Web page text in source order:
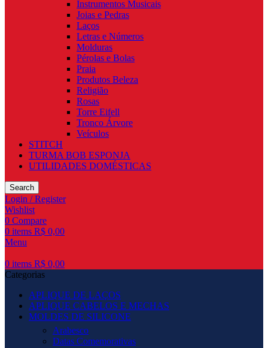
Instrumentos Musicais
Joias e Pedras
Laços
Letras e Números
Molduras
Pérolas e Bolas
Praia
Produtos Beleza
Religião
Rosas
Torre Eifell
Tronco Árvore
Veículos
STITCH
TURMA BOB ESPONJA
UTILIDADES DOMÉSTICAS
Search
Login / Register
Wishlist
0 Compare
0 items R$ 0,00
Menu
0 items R$ 0,00
Categorias
APLIQUE DE LAÇOS
APLIQUE CABELOS E MECHAS
MOLDES DE SILICONE
Arabesco
Datas Comemorativas